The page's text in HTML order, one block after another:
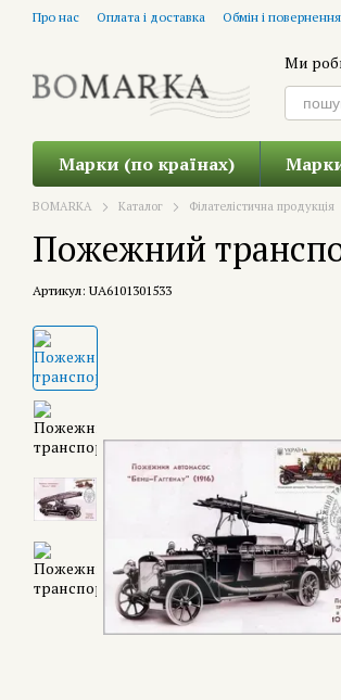
Перейти до основного контенту
Про нас Оплата і доставка Обмін і повернення
Ми
Марки (по країнах)
BOMARKA Каталог Філателістична продукція
Пожежний
Артикул: UA6101301533